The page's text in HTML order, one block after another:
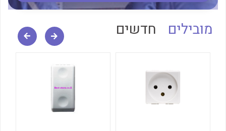
לכל מוצרי היצרן לכל מוצרי היצרן
מובילים חדשים